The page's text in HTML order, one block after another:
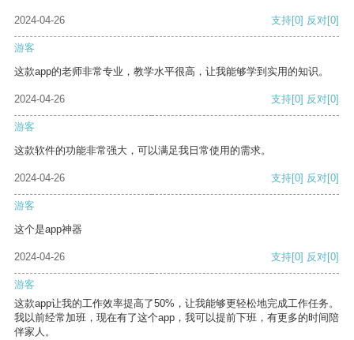
2024-04-26 支持[0] 反对[0]
游客
这款app的老师非常专业，教学水平很高，让我能够学到实用的知识。
2024-04-26 支持[0] 反对[0]
游客
这款软件的功能非常强大，可以满足我日常使用的需求。
2024-04-26 支持[0] 反对[0]
游客
这个是app神器
2024-04-26 支持[0] 反对[0]
游客
这款app让我的工作效率提高了50%，让我能够更轻松地完成工作任务。
我以前经常加班，现在有了这个app，我可以提前下班，有更多的时间陪
伴家人。